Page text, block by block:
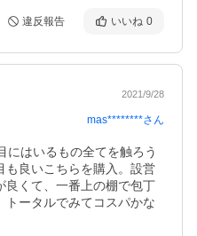
違反報告 いいね 0
2021/9/28
mas********さん
にはいるもの全てを触ろう
も良いこちらを購入。設営
良くて、一番上の棚で包丁
トータルでみてコスパかな